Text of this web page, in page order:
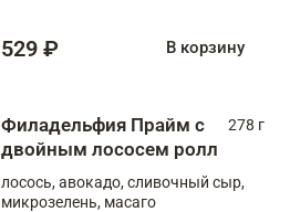
529 ₽ В корзину
Филадельфия Прайм с
двойным лососем ролл
278 г
лосось, авокадо, сливочный сыр,
микрозелень, масаго